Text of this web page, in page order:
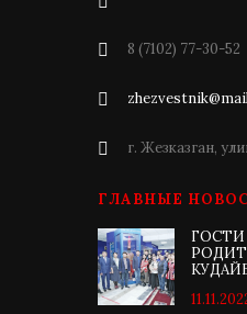
8 (7102) 77-30-52
г. Жезказган,
ГЛАВНЫЕ
ГОСТИ